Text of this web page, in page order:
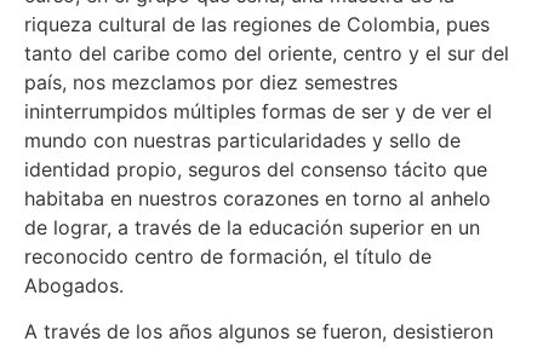
riqueza cultural de las regiones de Colombia, pues
tanto del caribe como del oriente, centro y el sur del
país, nos mezclamos por diez semestres
ininterrumpidos múltiples formas de ser y de ver el
mundo con nuestras particularidades y sello de
identidad propio, seguros del consenso tácito que
habitaba en nuestros corazones en torno al anhelo
de lograr, a través de la educación superior en un
reconocido centro de formación, el título de
Abogados.
A través de los años algunos se fueron, desistieron